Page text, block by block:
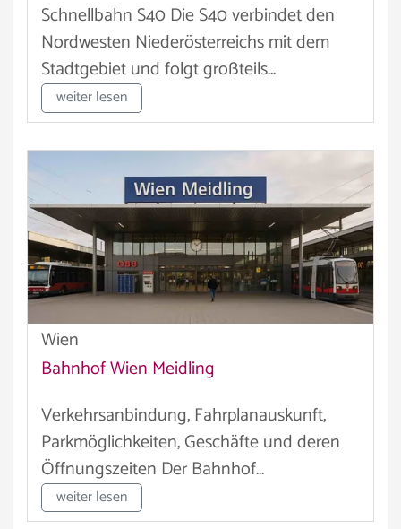
Schnellbahn S40 Die S40 verbindet den
Nordwesten Niederösterreichs mit dem
Stadtgebiet und folgt großteils...
weiter lesen
Wien
Bahnhof Wien Meidling
Verkehrsanbindung, Fahrplanauskunft,
Parkmöglichkeiten, Geschäfte und deren
Öffnungszeiten Der Bahnhof...
weiter lesen